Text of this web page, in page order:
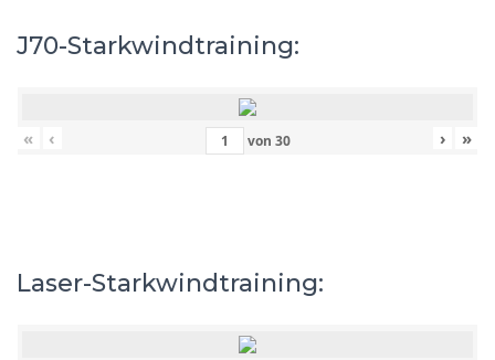
J70-Starkwindtraining:
« ‹ von 30 › »
Laser-Starkwindtraining: